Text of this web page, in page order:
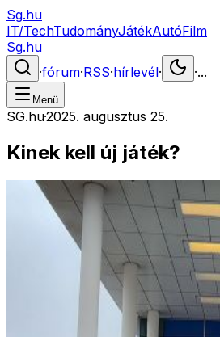
Sg.hu
IT/TechTudományJátékAutóFilm
Sg.hu
·fórum·RSS·hírlevél· ·...
Menü
SG.hu·2025. augusztus 25.
Kinek kell új játék?